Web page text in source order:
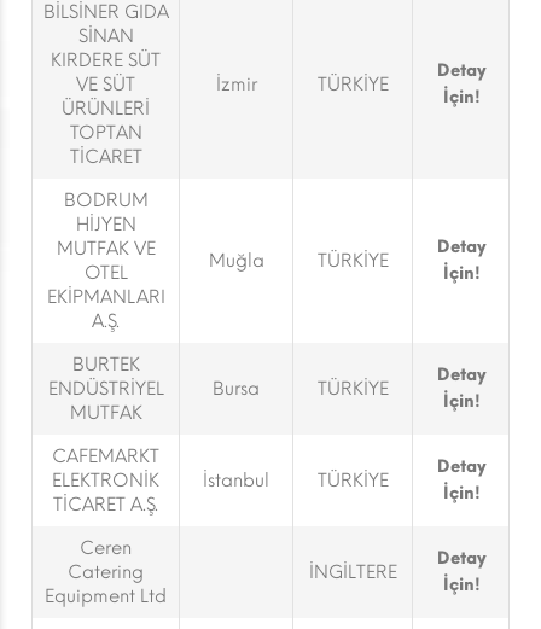
BİLSİNER GIDA
SİNAN
KIRDERE SÜT
VE SÜT
ÜRÜNLERİ
TOPTAN
TİCARET
İzmir TÜRKİYE
Detay
İçin!
BODRUM
HİJYEN
MUTFAK VE
OTEL
EKİPMANLARI
A.Ş.
Muğla TÜRKİYE
Detay
İçin!
BURTEK
ENDÜSTRİYEL
MUTFAK
Bursa TÜRKİYE
Detay
İçin!
CAFEMARKT
ELEKTRONİK
TİCARET A.Ş.
İstanbul TÜRKİYE
Detay
İçin!
Ceren
Catering
Equipment Ltd
İNGİLTERE
Detay
İçin!